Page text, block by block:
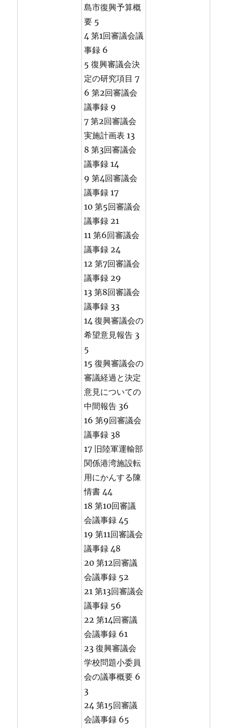
島市復興予算概
要 5
4 第1回審議会議
事録 6
5 復興審議会決
定の研究項目 7
6 第2回審議会
議事録 9
7 第2回審議会
実施計画表 13
8 第3回審議会
議事録 14
9 第4回審議会
議事録 17
10 第5回審議会
議事録 21
11 第6回審議会
議事録 24
12 第7回審議会
議事録 29
13 第8回審議会
議事録 33
14 復興審議会の
希望意見報告 3
5
15 復興審議会の
審議経過と決定
意見についての
中間報告 36
16 第9回審議会
議事録 38
17 旧陸軍運輸部
関係港湾施設転
用にかんする陳
情書 44
18 第10回審議
会議事録 45
19 第11回審議会
議事録 48
20 第12回審議
会議事録 52
21 第13回審議会
議事録 56
22 第14回審議
会議事録 61
23 復興審議会
学校問題小委員
会の議事概要 6
3
24 第15回審議
会議事録 65